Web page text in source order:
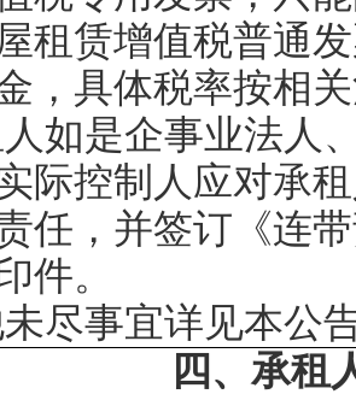
租赁增值税普通
，具体税率按相
人如是企事业法人
际控制人应对承
任，并签订《连
件。
未尽事宜详见本公
四、承租